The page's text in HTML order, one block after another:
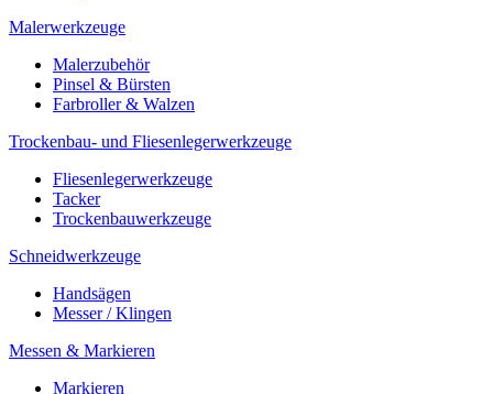
Malerwerkzeuge
Malerzubehör
Pinsel & Bürsten
Farbroller & Walzen
Trockenbau- und Fliesenlegerwerkzeuge
Fliesenlegerwerkzeuge
Tacker
Trockenbauwerkzeuge
Schneidwerkzeuge
Handsägen
Messer / Klingen
Messen & Markieren
Markieren